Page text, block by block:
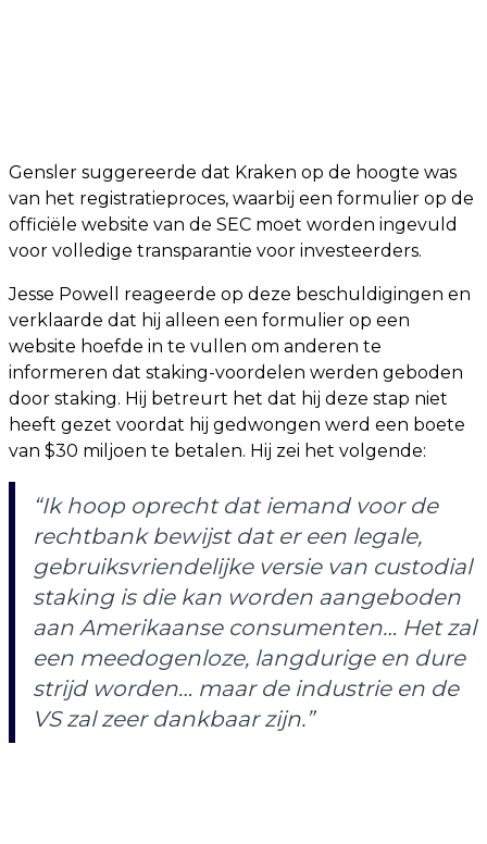
Gensler suggereerde dat Kraken op de hoogte was
van het registratieproces, waarbij een formulier op de
officiële website van de SEC moet worden ingevuld
voor volledige transparantie voor investeerders.
Jesse Powell reageerde op deze beschuldigingen en
verklaarde dat hij alleen een formulier op een
website hoefde in te vullen om anderen te
informeren dat staking-voordelen werden geboden
door staking. Hij betreurt het dat hij deze stap niet
heeft gezet voordat hij gedwongen werd een boete
van $30 miljoen te betalen. Hij zei het volgende:
“Ik hoop oprecht dat iemand voor de
rechtbank bewijst dat er een legale,
gebruiksvriendelijke versie van custodial
staking is die kan worden aangeboden
aan Amerikaanse consumenten… Het zal
een meedogenloze, langdurige en dure
strijd worden… maar de industrie en de
VS zal zeer dankbaar zijn.”